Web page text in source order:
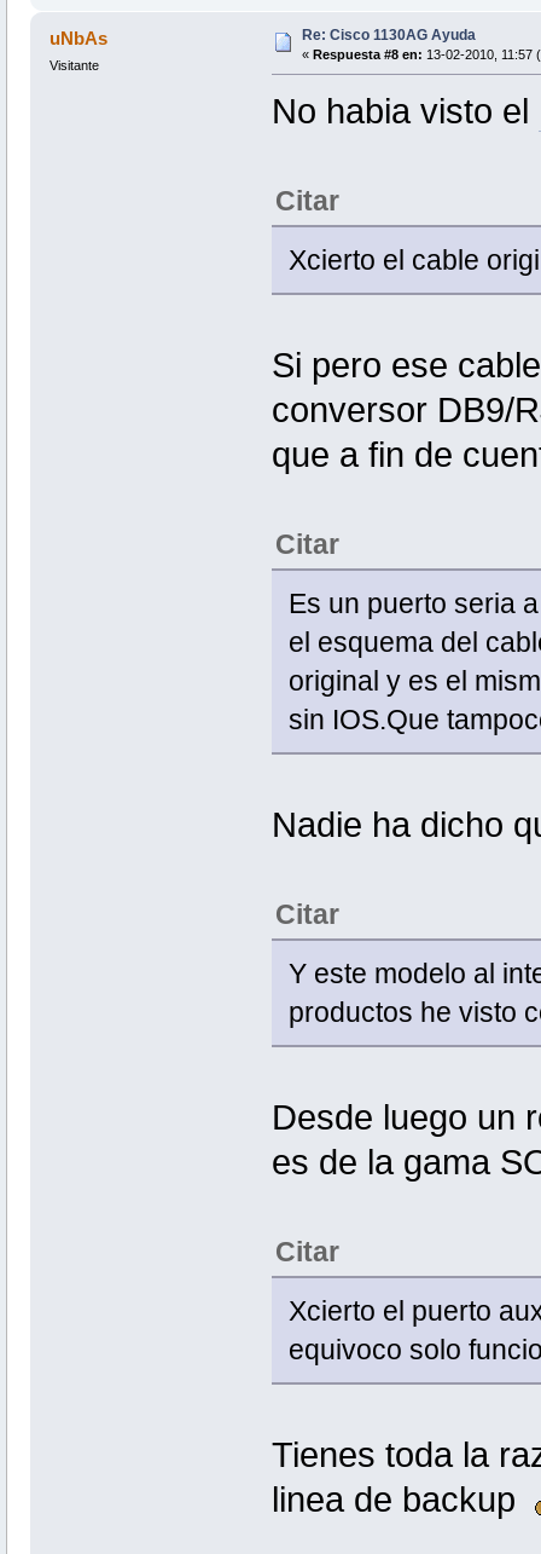
uNbAs
Visitante
Re: Cisco 1130AG Ayuda
« Respuesta #8 en: 13-02-2010, 11:57
No habia visto el
Citar
Xcierto el cable
Si pero ese
conversor DB9/
que a fin de
Citar
Es un puerto seria
el esquema del
original y es el
sin IOS.Que
Nadie ha dicho
Citar
Y este modelo al
productos he visto
Desde luego un
es de la gama
Citar
Xcierto el puerto
equivoco solo
Tienes toda la
linea de backup